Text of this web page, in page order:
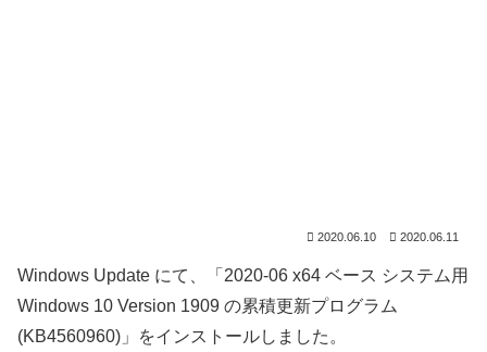
2020.06.10 2020.06.11
Windows Update にて、「2020-06 x64 ベース システム用
Windows 10 Version 1909 の累積更新プログラム
(KB4560960)」をインストールしました。